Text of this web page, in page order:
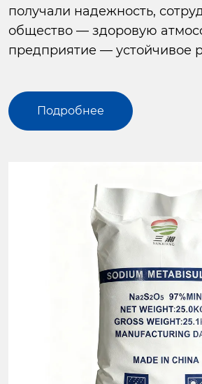
получали надежность,
общество — здоровую
предприятие — устойчивое
Подробнее